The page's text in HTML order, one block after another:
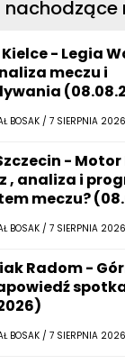
nachodzące
- Legia
meczu i
BOSAK / 7 SIERPNIA
-
, analiza i
meczu?
BOSAK / 7 SIERPNIA
Radom -
BOSAK / 7 SIERPNIA